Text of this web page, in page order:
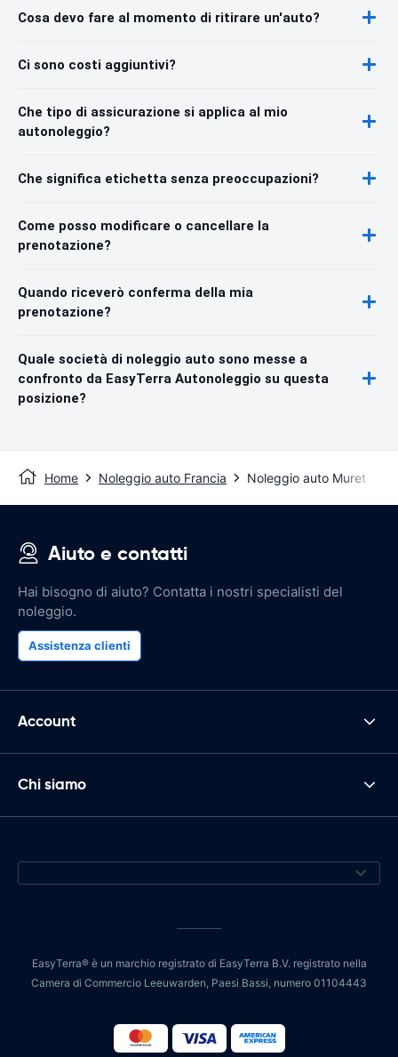
Cosa devo fare al momento di ritirare un'auto?
Ci sono costi aggiuntivi?
Che tipo di assicurazione si applica al mio
autonoleggio?
Che significa etichetta senza preoccupazioni?
Come posso modificare o cancellare la
prenotazione?
Quando riceverò conferma della mia
prenotazione?
Quale società di noleggio auto sono messe a
confronto da EasyTerra Autonoleggio su questa
posizione?
Home Noleggio auto Francia Noleggio auto Muret
Aiuto e contatti
Hai bisogno di aiuto? Contatta i nostri specialisti del
noleggio.
Assistenza clienti
Account
Chi siamo
EasyTerra® è un marchio registrato di EasyTerra B.V. registrato nella
Camera di Commercio Leeuwarden, Paesi Bassi, numero 01104443